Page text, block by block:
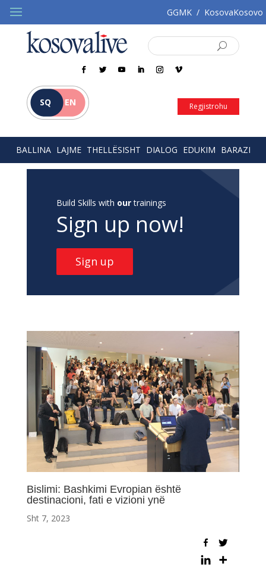
GGMK / KosovaKosovo
SQ EN Regjistrohu
BALLINA LAJME THELLËSISHT DIALOG EDUKIM BARAZI
Build Skills with ourtrainings
Sign up now!
Sign up
Bislimi: Bashkimi Evropian është
destinacioni, fati e vizioni ynë
Sht 7, 2023